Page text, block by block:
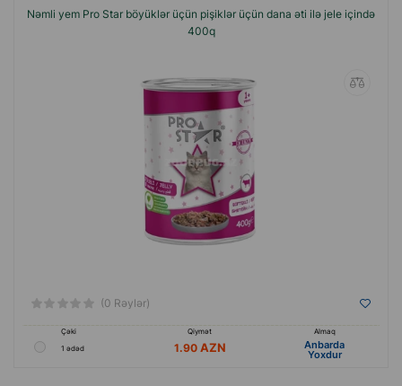
Nəmli yem Pro Star böyüklər üçün pişiklər üçün dana əti ilə jele içində
400q
(0 Rəylər)
Çəki Qiymət
Almaq
1 ədəd
1.90 Anbarda
Yoxdur